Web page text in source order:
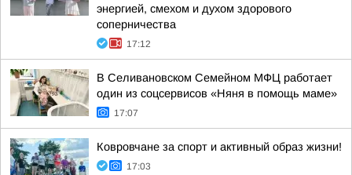
энергией, смехом и духом здорового
соперничества
17:12
В Селивановском Семейном МФЦ работает
один из соцсервисов «Няня в помощь маме»
17:07
Ковровчане за спорт и активный образ жизни!
17:03